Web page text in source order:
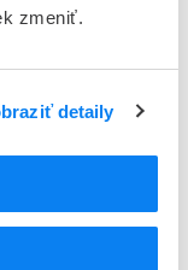
zmeniť.
detaily
akútne
s ošetrujúcim
látkou losartan od
soľ losartanu.